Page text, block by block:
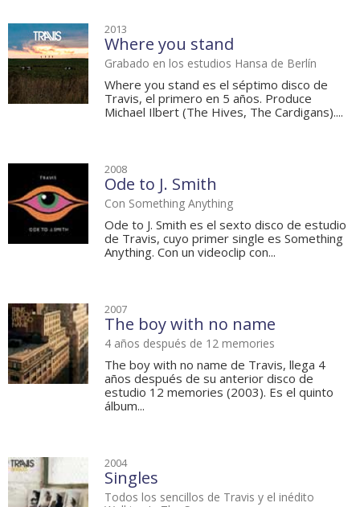
2013
Where you stand
Grabado en los estudios Hansa de Berlín
Where you stand es el séptimo disco de
Travis, el primero en 5 años. Produce
Michael Ilbert (The Hives, The Cardigans)....
2008
Ode to J. Smith
Con Something Anything
Ode to J. Smith es el sexto disco de estudio
de Travis, cuyo primer single es Something
Anything. Con un videoclip con...
2007
The boy with no name
4 años después de 12 memories
The boy with no name de Travis, llega 4
años después de su anterior disco de
estudio 12 memories (2003). Es el quinto
álbum...
2004
Singles
Todos los sencillos de Travis y el inédito